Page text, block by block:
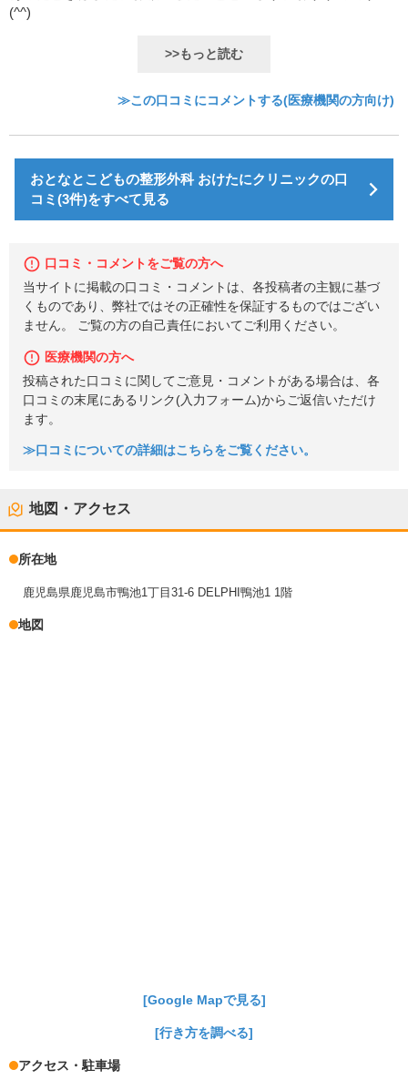
(^^)
>>もっと読む
≫この口コミにコメントする(医療機関の方向け)
おとなとこどもの整形外科 おけたにクリニックの口
コミ(3件)をすべて見る
口コミ・コメントをご覧の方へ
当サイトに掲載の口コミ・コメントは、各投稿者の主観に基づ
くものであり、弊社ではその正確性を保証するものではござい
ません。 ご覧の方の自己責任においてご利用ください。
医療機関の方へ
投稿された口コミに関してご意見・コメントがある場合は、各
口コミの末尾にあるリンク(入力フォーム)からご返信いただけ
ます。
≫口コミについての詳細はこちらをご覧ください。
地図・アクセス
所在地
鹿児島県鹿児島市鴨池1丁目31-6 DELPHI鴨池1 1階
地図
[Google Mapで見る]
[行き方を調べる]
アクセス・駐車場